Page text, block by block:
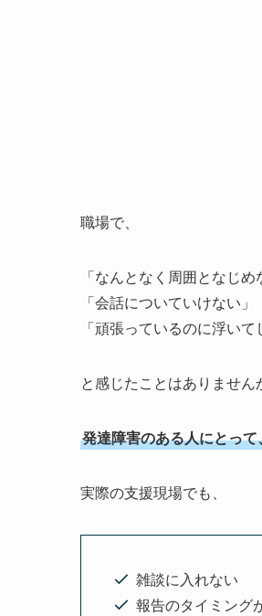
職場で、
「なんとなく周囲となじめ
「会話についていけない」
「頑張っているのに浮いて
と感じたことはありません
発達障害のある人にとっ
実際の支援現場でも、
雑談に入れない
報告のタイミング